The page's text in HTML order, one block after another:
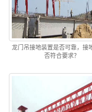
龙门吊接地装置是否可靠，接
否符合要求？